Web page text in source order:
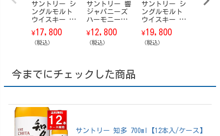
サントリー シ
ングルモルト
ウイスキー 白
州 Story of t
he Distillery
（ストーリ
25 EDITION 70
¥17,800
（税込）
サントリー 響
ジャパニーズ
ハーモニー
【箱なし】 70
0ml
¥12,800
（税込）
サントリー シ
ングルモルト
ウイスキー 山
崎 Story of t
he Distillery
（ストーリ
¥19,800
（税込）
サン
今までにチェックした商品
サントリー 知多 700ml【12本入/ケース】